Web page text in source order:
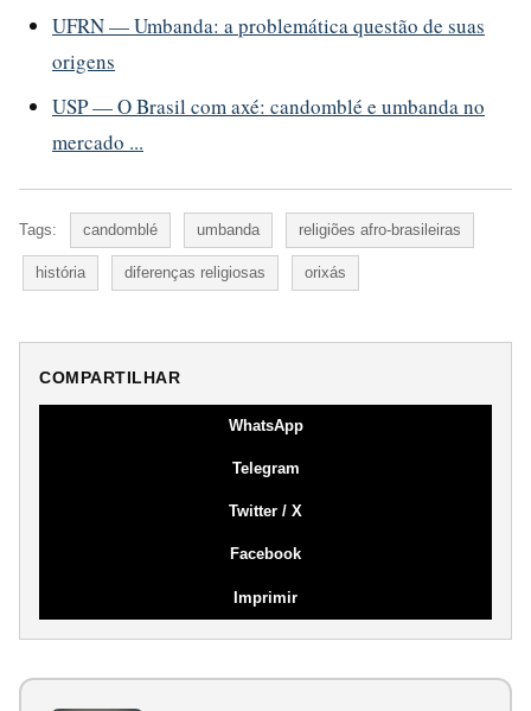
UFRN — Umbanda: a problemática questão de suas
origens
USP — O Brasil com axé: candomblé e umbanda no
mercado ...
Tags: candomblé umbanda religiões afro-brasileiras
história diferenças religiosas orixás
COMPARTILHAR
WhatsApp
Telegram
Twitter / X
Facebook
Imprimir